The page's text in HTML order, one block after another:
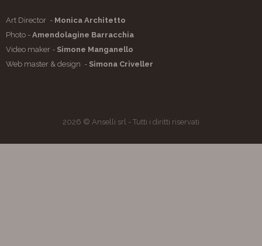
Art Director - Monica Architetto
Photo - Amendolagine Barracchia
Video maker - Simone Manganello
Web master & design - Simona Criveller
2026 © Anselli srl - Tutti i diritti riservati